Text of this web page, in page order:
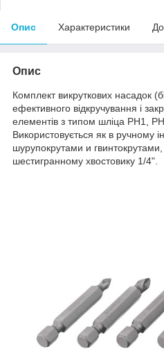
Опис Характеристики
Опис
Комплект викруткових насадок
ефективного відкручування і
елементів з типом шліца PH1,
Використовується як в ручному
шурупокрутами и
шестигранному хвостовику 1/4".